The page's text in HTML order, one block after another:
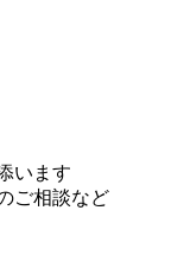
います
ご相談など